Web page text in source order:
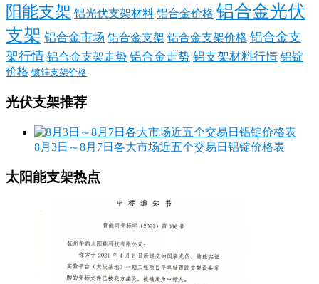
阳能支架 铝光伏支架材料 铝合金价格 铝合金光伏
支架 铝合金市场 铝合金支架 铝合金支架价格 铝合金支
架行情 铝合金支架走势 铝合金走势 铝支架材料行情 铝锭
价格 镀锌支架价格
光伏支架推荐
8月3日～8月7日各大市场近五个交易日铝锭价格表
太阳能支架热点